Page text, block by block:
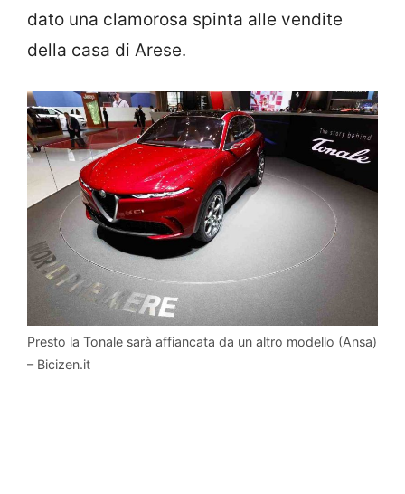
dato una clamorosa spinta alle vendite
della casa di Arese.
Presto la Tonale sarà affiancata da un altro modello (Ansa)
– Bicizen.it